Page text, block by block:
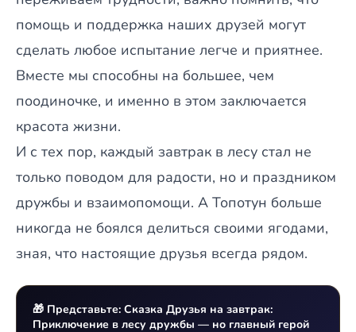
помощь и поддержка наших друзей могут
сделать любое испытание легче и приятнее.
Вместе мы способны на большее, чем
поодиночке, и именно в этом заключается
красота жизни.
И с тех пор, каждый завтрак в лесу стал не
только поводом для радости, но и праздником
дружбы и взаимопомощи. А Топотун больше
никогда не боялся делиться своими ягодами,
зная, что настоящие друзья всегда рядом.
🎁 Представьте: Сказка Друзья на завтрак:
Приключение в лесу дружбы — но главный герой